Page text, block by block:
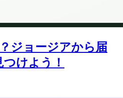
ジョージアから届
けよう！